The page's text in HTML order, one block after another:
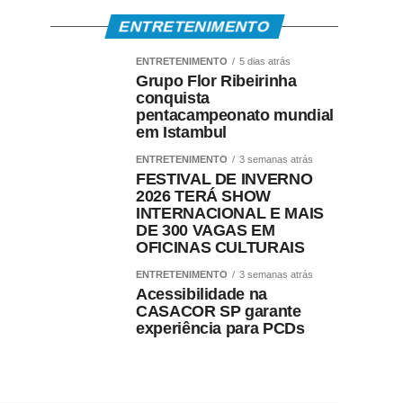
ENTRETENIMENTO
ENTRETENIMENTO 5 dias atrás
Grupo Flor Ribeirinha
conquista
pentacampeonato mundial
em Istambul
ENTRETENIMENTO 3 semanas atrás
FESTIVAL DE INVERNO
2026 TERÁ SHOW
INTERNACIONAL E MAIS
DE 300 VAGAS EM
OFICINAS CULTURAIS
ENTRETENIMENTO 3 semanas atrás
Acessibilidade na
CASACOR SP garante
experiência para PCDs